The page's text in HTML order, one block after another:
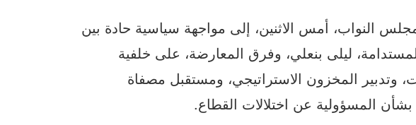
النواب، أمس الاثنين، إلى مواجهة سياسية حادة بين
ليلى بنعلي، وفرق المعارضة، على خلفية
وتدبير المخزون الاستراتيجي، ومستقبل مصفاة
بشأن المسؤولية عن اختلالات القطاع.